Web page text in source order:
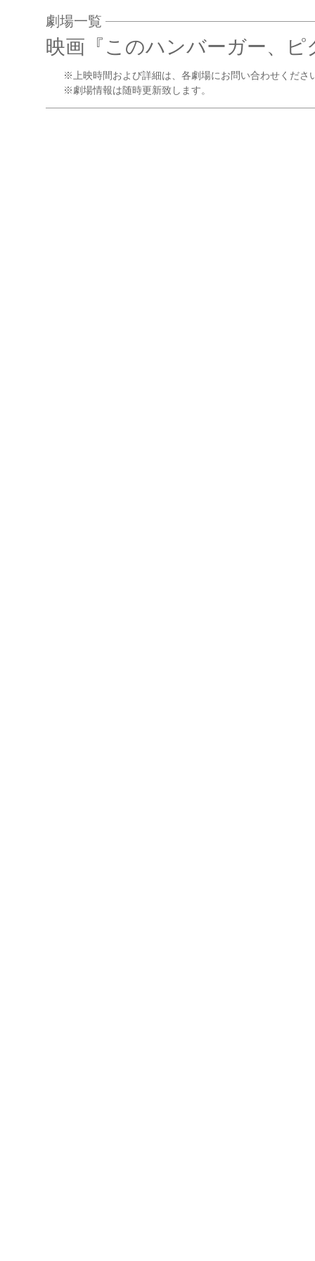
劇場一覧
映画『このハンバーガー、
※上映時間および詳細は、各劇場にお問い合わせくださ
※劇場情報は随時更新致します。